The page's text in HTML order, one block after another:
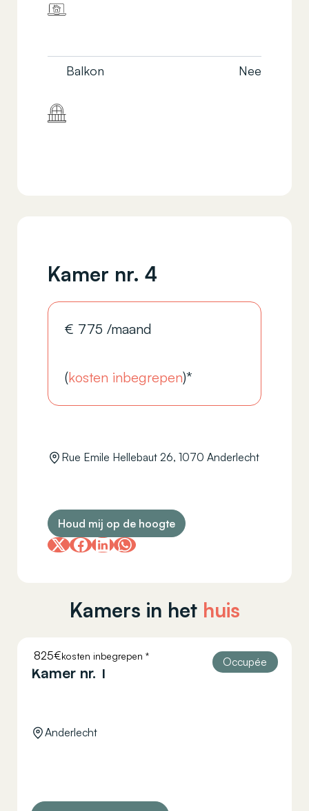
Balkon Nee
Kamer nr. 4
€ 775 /maand
(kosten inbegrepen)*
Rue Emile Hellebaut 26, 1070 Anderlecht
Houd mij op de hoogte
Kamers in het huis
825€kosten inbegrepen *
HELLEBAUT 26
Kamer nr. 1
Occupée
Anderlecht